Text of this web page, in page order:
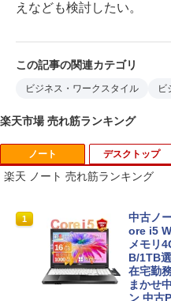
えなども検討したい。
この記事の関連カテゴリ
ビジネス・ワークスタイル ビ
楽天市場 売れ筋ランキング
ノート
楽天 ノート 売れ筋ランキング
1
中古ノ
ore i5
メモリ
B/1TB
在宅勤
まかせ
ン 中古
デスクトップ